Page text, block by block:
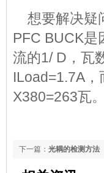
想要解决疑
PFC BUCK是
流的1/ D，瓦
ILoad=1.7A
X380=263瓦。
下一篇： 光耦的检测方法